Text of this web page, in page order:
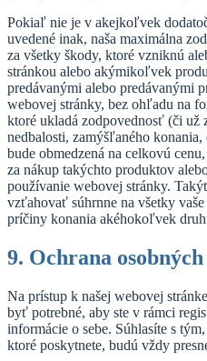
Pokiaľ nie je v akejkoľvek
uvedené inak, naša maximálna
za všetky škody, ktoré vzniknú
stránkou alebo akýmikoľvek
predávanými alebo predávanými
webovej stránky, bez ohľadu na
ktoré ukladá zodpovednosť (či už
nedbalosti, zamýšľaného
bude obmedzená na celkovú
za nákup takýchto produktov
používanie webovej stránky.
vzťahovať súhrnne na všetky
príčiny konania akéhokoľvek
9. Ochrana
Na prístup k našej webovej
byť potrebné, aby ste v rámci
informácie o sebe. Súhlasíte s
ktoré poskytnete, budú vždy